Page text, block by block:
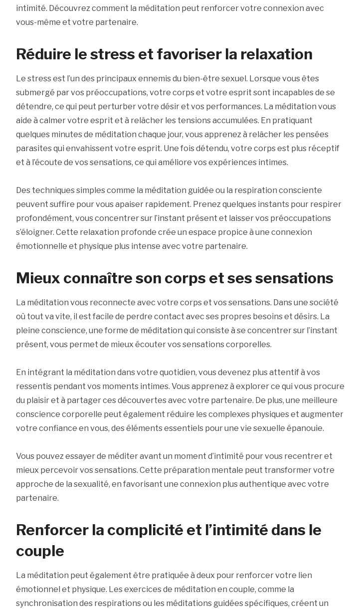
intimité. Découvrez comment la méditation peut renforcer votre connexion avec
vous-même et votre partenaire.
Réduire le stress et favoriser la relaxation
Le stress est l’un des principaux ennemis du bien-être sexuel. Lorsque vous êtes
submergé par vos préoccupations, votre corps et votre esprit sont incapables de se
détendre, ce qui peut perturber votre désir et vos performances. La méditation vous
aide à calmer votre esprit et à relâcher les tensions accumulées. En pratiquant
quelques minutes de méditation chaque jour, vous apprenez à relâcher les pensées
parasites qui envahissent votre esprit. Une fois détendu, votre corps est plus réceptif
et à l’écoute de vos sensations, ce qui améliore vos expériences intimes.
Des techniques simples comme la méditation guidée ou la respiration consciente
peuvent suffire pour vous apaiser rapidement. Prenez quelques instants pour respirer
profondément, vous concentrer sur l’instant présent et laisser vos préoccupations
s’éloigner. Cette relaxation profonde crée un espace propice à une connexion
émotionnelle et physique plus intense avec votre partenaire.
Mieux connaître son corps et ses sensations
La méditation vous reconnecte avec votre corps et vos sensations. Dans une société
où tout va vite, il est facile de perdre contact avec ses propres besoins et désirs. La
pleine conscience, une forme de méditation qui consiste à se concentrer sur l’instant
présent, vous permet de mieux écouter vos sensations corporelles.
En intégrant la méditation dans votre quotidien, vous devenez plus attentif à vos
ressentis pendant vos moments intimes. Vous apprenez à explorer ce qui vous procure
du plaisir et à partager ces découvertes avec votre partenaire. De plus, une meilleure
conscience corporelle peut également réduire les complexes physiques et augmenter
votre confiance en vous, des éléments essentiels pour une vie sexuelle épanouie.
Vous pouvez essayer de méditer avant un moment d’intimité pour vous recentrer et
mieux percevoir vos sensations. Cette préparation mentale peut transformer votre
approche de la sexualité, en favorisant une connexion plus authentique avec votre
partenaire.
Renforcer la complicité et l’intimité dans le
couple
La méditation peut également être pratiquée à deux pour renforcer votre lien
émotionnel et physique. Les exercices de méditation en couple, comme la
synchronisation des respirations ou les méditations guidées spécifiques, créent un